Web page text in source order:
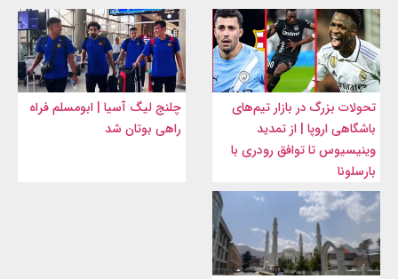
تحولات بزرگ در بازار تیم‌های
باشگاهی اروپا | از تمدید
وینیسیوس تا توافق رودری با
بارسلونا
چلنج لیگ آسیا | ابومسلم فراه
راهی بوتان شد